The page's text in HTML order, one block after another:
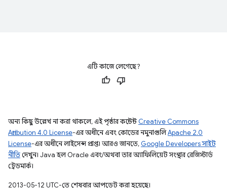
এটি কাজে লেগেছে?
অন্য কিছু উল্লেখ না করা থাকলে, এই পৃষ্ঠার কন্টেন্ট Creative Commons
Attribution 4.0 License-এর অধীনে এবং কোডের নমুনাগুলিApache 2.0
License-এর অধীনে লাইসেন্স প্রাপ্ত। আরও জানতে, Google Developers সাইট
নীতিদেখুন। Java হল Oracle এবং/অথবা তার অ্যাফিলিয়েট সংস্থার রেজিস্টার্ড
ট্রেডমার্ক।
2013-05-12 UTC-তে শেষবার আপডেট করা হয়েছে।